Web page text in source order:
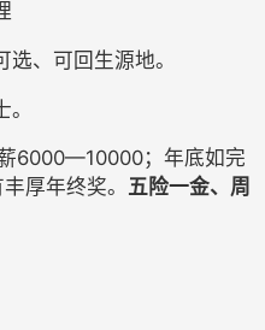
、可回生源地。
6000—10000；年底如完
厚年终奖。 五险一金、周